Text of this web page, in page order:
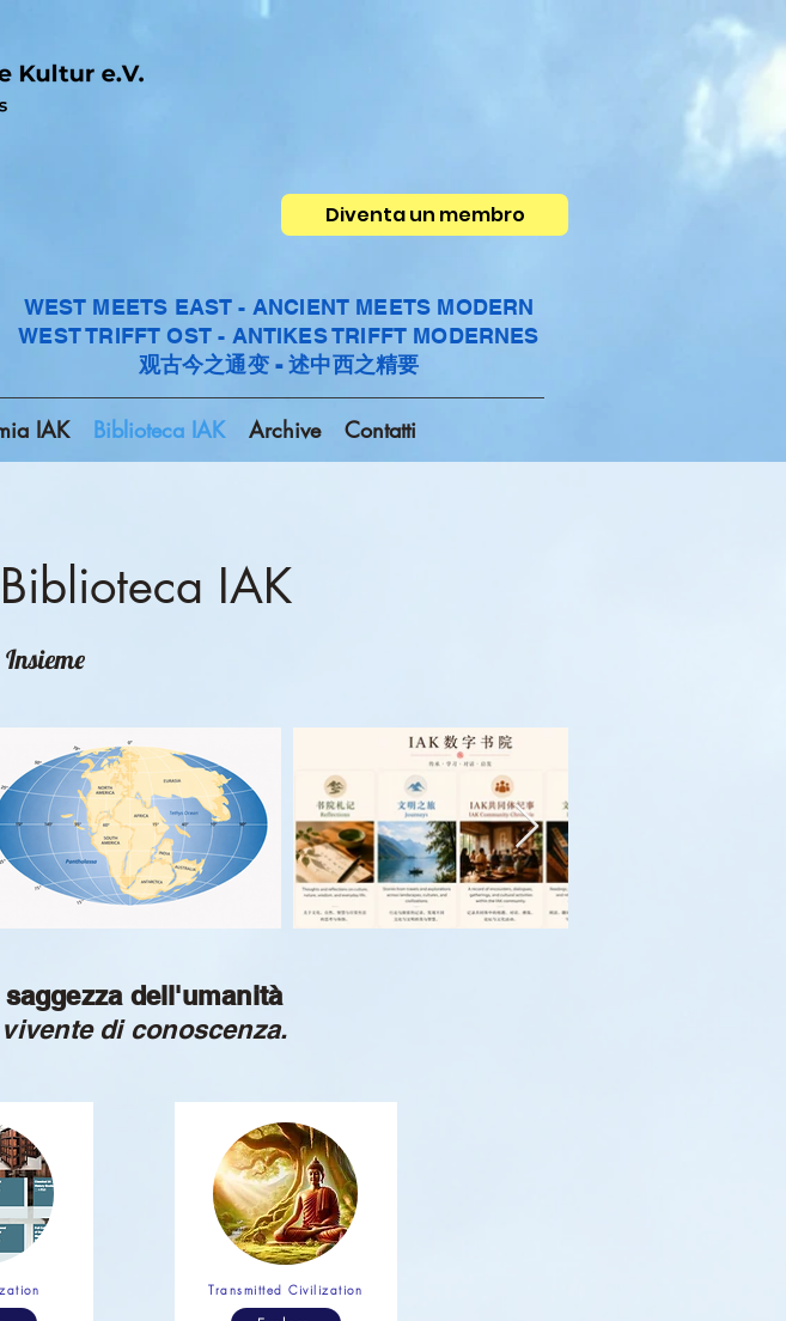
Diventa un membro
WEST MEETS EAST - ANCIENT MEETS MODERN
WEST TRIFFT OST - ANTIKES TRIFFT MODERNES
观古今之通变 - 述中西之精要
IAK Biblioteca IAK Archive Contatti
IAK
dell'umanità
di conoscenza.
Transmitted Civilization